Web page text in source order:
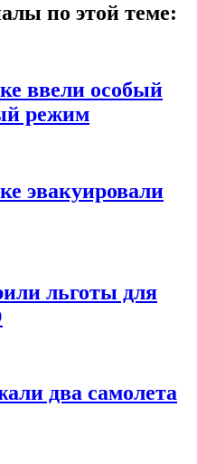
по этой теме:
ввели особый
режим
эвакуировали
льготы для
два самолета